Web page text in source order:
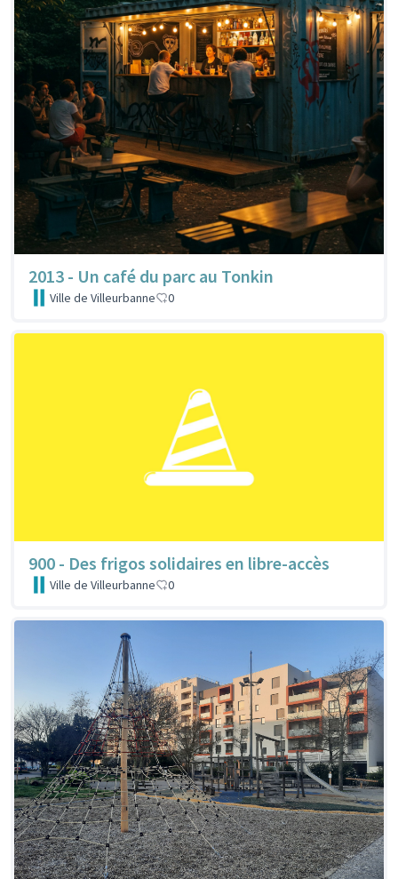
2013 - Un café du parc au Tonkin
Ville de Villeurbanne 0
900 - Des frigos solidaires en libre-accès
Ville de Villeurbanne 0